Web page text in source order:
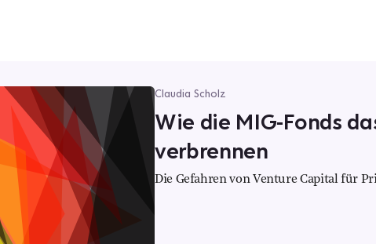
Claudia Scholz
Wie die MIG-Fonds
verbrennen
Die Gefahren von Venture Capital für